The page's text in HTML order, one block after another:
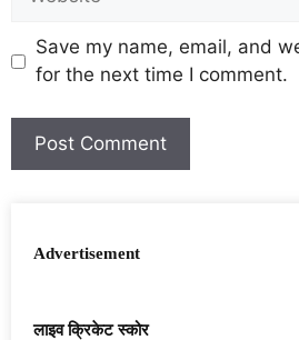
Save my name, email, and
for the next time I comment.
Advertisement
लाइव क्रिकेट स्कोर